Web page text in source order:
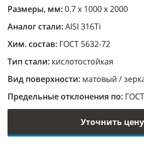
Размеры, мм:0.7 х 1000 х 2000
Аналог стали:AISI 316Ti
Хим. состав: ГОСТ 5632-72
Тип стали: кислотостойкая
Вид поверхности: матовый /
Предельные отклонения по:
Уточнить цену